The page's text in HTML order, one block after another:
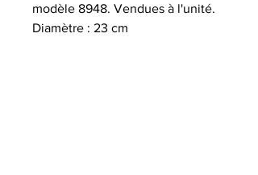
modèle 8948. Vendues à l'unité.
Diamètre : 23 cm